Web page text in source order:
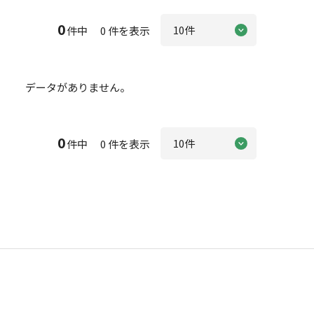
0件中 0 件を表示
データがありません。
0件中 0 件を表示